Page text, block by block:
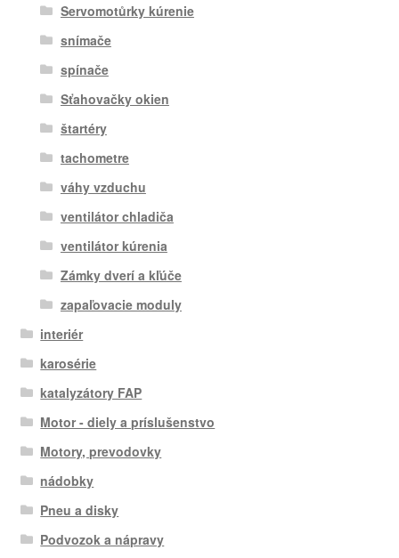
Servomotůrky kúrenie
snímače
spínače
Sťahovačky okien
štartéry
tachometre
váhy vzduchu
ventilátor chladiča
ventilátor kúrenia
Zámky dverí a kľúče
zapaľovacie moduly
interiér
karosérie
katalyzátory FAP
Motor - diely a príslušenstvo
Motory, prevodovky
nádobky
Pneu a disky
Podvozok a nápravy